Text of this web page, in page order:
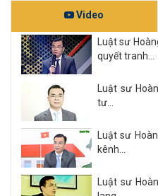
Video
Luật sư
quyết tranh...
Luật sư
tư...
Luật sư
kênh...
Luật sư